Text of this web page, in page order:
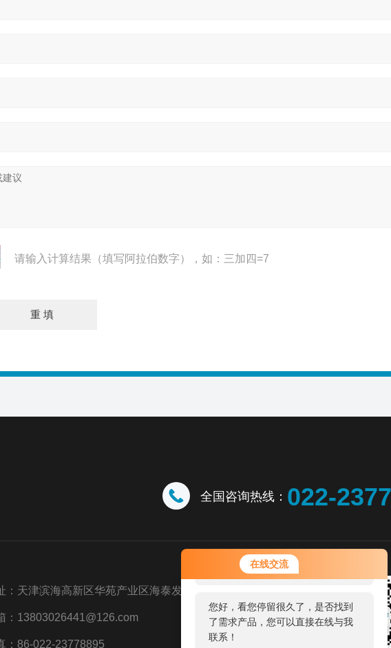
在线交流
您好！欢迎前来咨询，很高兴为您
服务，请问您要咨询什么问题呢？
您好，看您停留很久了，是否找到
了需求产品，您可以直接在线与我
联系！
请输入计算结果（填写阿拉伯数字），如：三加四=7
全国咨询热线： 022-
：天津滨海高新区华苑产业区海泰发展五道八号
：13803026441@126.com
：86-022-23778895